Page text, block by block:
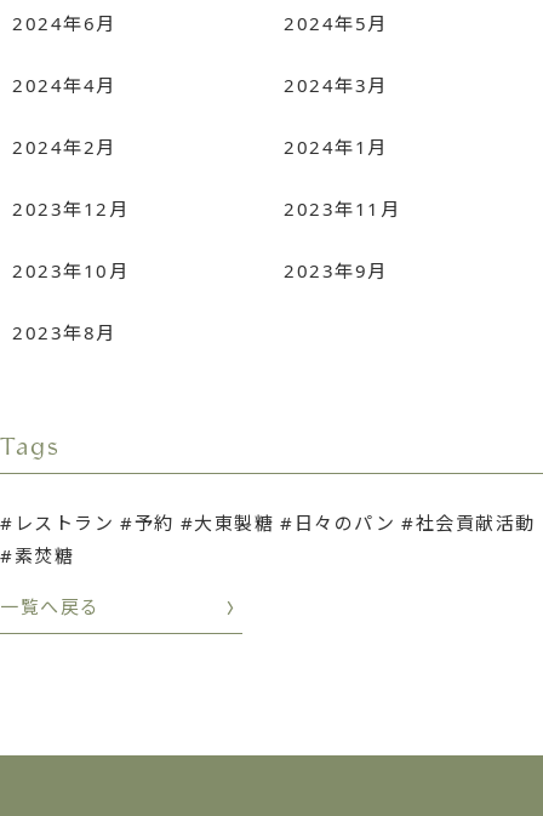
2024年6月 2024年5月
2024年4月 2024年3月
2024年2月 2024年1月
2023年12月 2023年11月
2023年10月 2023年9月
2023年8月
Tags
レストラン 予約 大東製糖 日々のパン
社会貢献活動
素焚糖
一覧へ戻る